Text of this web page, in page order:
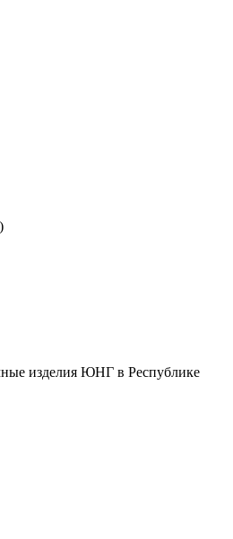
изделия ЮНГ в Республике